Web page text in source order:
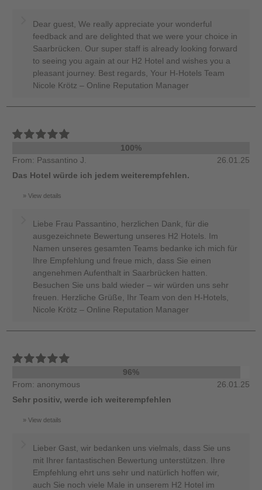
Dear guest, We really appreciate your wonderful
feedback and are delighted that we were your choice in
Saarbrücken. Our super staff is already looking forward
to seeing you again at our H2 Hotel and wishes you a
pleasant journey. Best regards, Your H-Hotels Team
Nicole Krötz – Online Reputation Manager
100%
From: Passantino J.
26.01.25
Das Hotel würde ich jedem weiterempfehlen.
View details
Liebe Frau Passantino, herzlichen Dank, für die
ausgezeichnete Bewertung unseres H2 Hotels. Im
Namen unseres gesamten Teams bedanke ich mich für
Ihre Empfehlung und freue mich, dass Sie einen
angenehmen Aufenthalt in Saarbrücken hatten.
Besuchen Sie uns bald wieder – wir würden uns sehr
freuen. Herzliche Grüße, Ihr Team von den H-Hotels,
Nicole Krötz – Online Reputation Manager
96%
From: anonymous
26.01.25
Sehr positiv, werde ich weiterempfehlen
View details
Lieber Gast, wir bedanken uns vielmals, dass Sie uns
mit Ihrer fantastischen Bewertung unterstützen. Ihre
Empfehlung ehrt uns sehr und natürlich hoffen wir,
auch Sie noch viele Male in unserem H2 Hotel im